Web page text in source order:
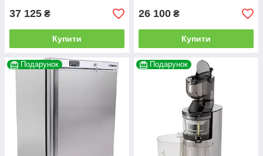
37 125 ₴
Купити
26 100 ₴
Купити
Подарунок Подарунок